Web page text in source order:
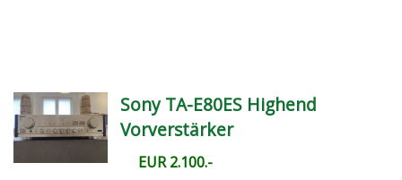
Sony TA-E80ES Highend
Vorverstärker
EUR 2.100.-